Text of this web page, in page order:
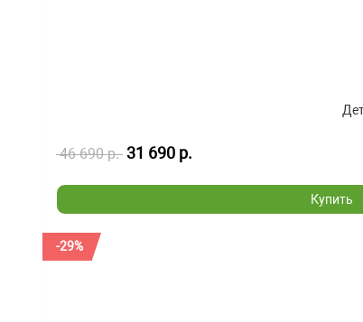
46 690 р. 31 690 р.
Купить
-29%